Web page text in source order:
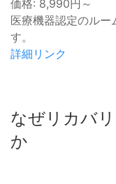
価格: 8,990円～
医療機器認定のルー
す。
詳細リンク
なぜリカバ
か